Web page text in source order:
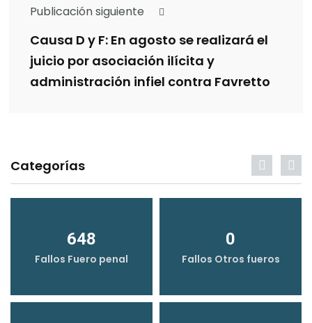
Publicación siguiente
Causa D y F: En agosto se realizará el
juicio por asociación ilícita y
administración infiel contra Favretto
Categorías
648
Fallos Fuero penal
0
Fallos Otros fueros